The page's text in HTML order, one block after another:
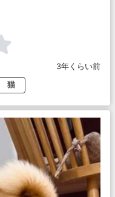
3年くらい前
猫